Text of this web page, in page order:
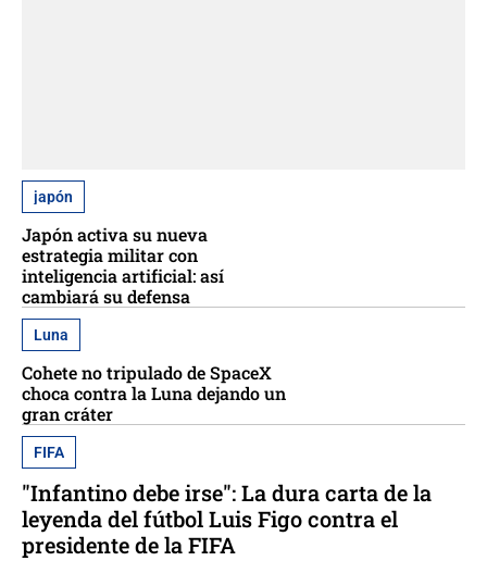
japón
Japón activa su nueva
estrategia militar con
inteligencia artificial: así
cambiará su defensa
Luna
Cohete no tripulado de SpaceX
choca contra la Luna dejando un
gran cráter
FIFA
"Infantino debe irse": La dura carta de la
leyenda del fútbol Luis Figo contra el
presidente de la FIFA